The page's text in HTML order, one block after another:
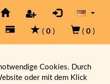
( 0 ) ( 0 )
Cookies. Durch
oder mit dem Klick